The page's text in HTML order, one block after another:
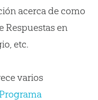
acerca de como
Respuestas en
etc.
varios